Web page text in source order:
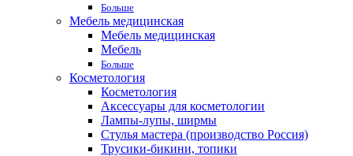
Больше
Мебель медицинская
Мебель медицинская
Мебель
Больше
Косметология
Косметология
Аксессуары для косметологии
Лампы-лупы, ширмы
Стулья мастера (производство Россия)
Трусики-бикини, топики